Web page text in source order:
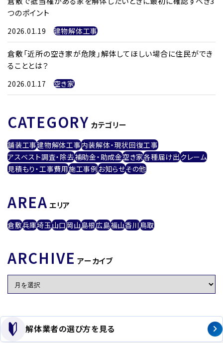
つのポイント
2026.01.19 建物解体工事
倉敷「近所の空き家が危険」解体してほしい場合に住民ができ
ることとは？
2026.01.17 空き家
CATEGORY カテゴリー
舗装工事建物解体工事内装解体・現状回復工事
アスベスト調査・除去補助金・助成金空き家各種届け出クレーム
見積もり・工事費用施工事例お知らせその他
AREA エリア
倉敷兵庫埼玉山口岡山島根広島福山香川鳥取
ARCHIVE アーカイブ
解体業者の選び方を見る